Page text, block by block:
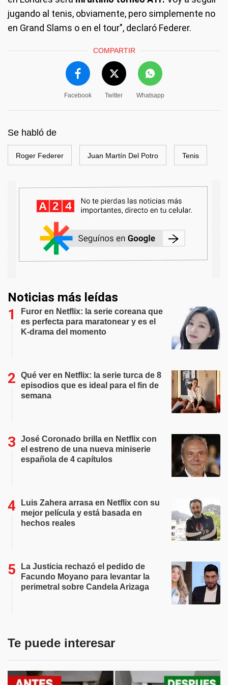
jugando al tenis, obviamente, pero simplemente no
en Grand Slams o en el tour", declaró Federer.
COMPARTIR
Facebook Twitter Whatsapp
Se habló de
Roger Federer Juan Martín Del Potro Tenis
Noticias más leídas
Furor en Netflix: la serie coreana que
es perfecta para maratonear y es el
K-drama del momento
Qué ver en Netflix: la serie turca de 8
episodios que es ideal para el fin de
semana
José Coronado brilla en Netflix con
el estreno de una nueva miniserie
española de 4 capítulos
Luis Zahera arrasa en Netflix con su
mejor película y está basada en
hechos reales
La Justicia rechazó el pedido de
Facundo Moyano para levantar la
perimetral sobre Candela Arizaga
Te puede interesar